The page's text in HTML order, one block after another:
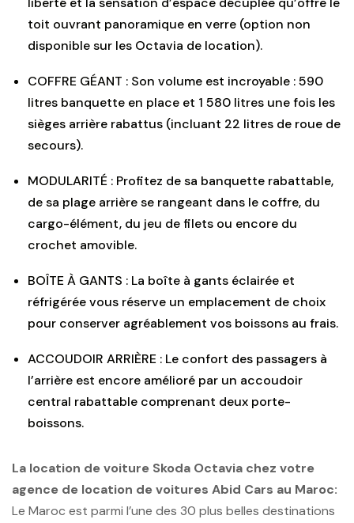
toit ouvrant panoramique en verre (option non
disponible sur les Octavia de location).
COFFRE GÉANT : Son volume est incroyable : 590
litres banquette en place et 1 580 litres une fois les
sièges arrière rabattus (incluant 22 litres de roue de
secours).
MODULARITÉ : Profitez de sa banquette rabattable,
de sa plage arrière se rangeant dans le coffre, du
cargo-élément, du jeu de filets ou encore du
crochet amovible.
BOÎTE À GANTS : La boîte à gants éclairée et
réfrigérée vous réserve un emplacement de choix
pour conserver agréablement vos boissons au frais.
ACCOUDOIR ARRIÈRE : Le confort des passagers à
l’arrière est encore amélioré par un accoudoir
central rabattable comprenant deux porte-
boissons.
La location de voiture Skoda Octavia chez votre
agence de location de voitures Abid Cars au Maroc:
Le Maroc est parmi l’une des 30 plus belles destinations